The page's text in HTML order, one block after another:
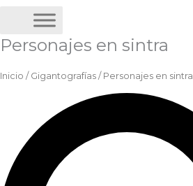
Personajes en sintra
Inicio / Gigantografías / Personajes en sintra